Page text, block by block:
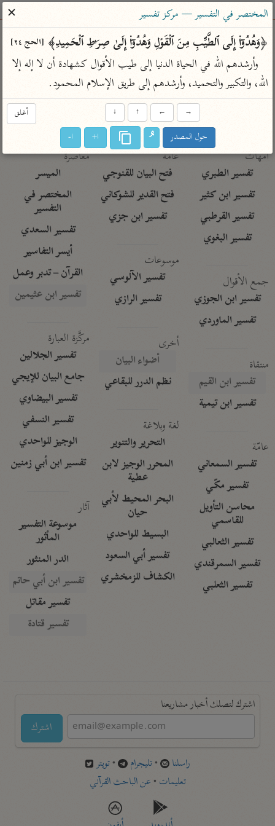
ساهم معنا في نشر القرآن والعلم الشرعي
الباحث القرآني
بحث تفسير علوم مصاحف معاجم
Type 2 or more characters for results.
Type 1 or more
characters for results.
أمّهات
تفسير الطبري
تفسير ابن كثير
تفسير القرطبي
تفسير البغوي
جمع الأقوال
تفسير ابن الجوزي
تفسير الماوردي
منتقاة
تفسير ابن القيم
تفسير ابن تيمية
عامّة
تفسير السمعاني
تفسير مكّي
محاسن التأويل
للقاسمي
تفسير الثعالبي
تفسير السمرقندي
تفسير الثعلبي
عامّة
فتح البيان للقنوجي
فتح القدير للشوكاني
تفسير ابن جزي
موسوعات
تفسير الآلوسي
تفسير الرازي
أخرى
أضواء البيان
نظم الدرر للبقاعي
لغة وبلاغة
التحرير والتنوير
المحرر الوجيز لابن
عطية
البحر المحيط لأبي
حيان
البسيط للواحدي
تفسير أبي السعود
الكشاف للزمخشري
معاصرة
الميسر
المختصر في
التفسير
تفسير السعدي
أيسر التفاسير
القرآن – تدبر وعمل
تفسير ابن عثيمين
مركَّزة العبارة
تفسير الجلالين
جامع البيان للإيجي
تفسير البيضاوي
تفسير النسفي
الوجيز للواحدي
تفسير ابن أبي زمنين
آثار
موسوعة التفسير
المأثور
الدر المنثور
تفسير ابن أبي حاتم
تفسير مقاتل
تفسير قتادة
اشترك لتصلك أخبار مشاريعنا
اشترك
راسلنا •تليجرام •تويتر
تعليمات •عن الباحث القرآني
المختصر في التفسير — مركز تفسير
✕
﴿وَهُدُوۤا۟ إِلَى ٱلطَّیِّبِ مِنَ ٱلۡقَوۡلِ وَهُدُوۤا۟ إِلَىٰ صِرَ ٰ⁠طِ ٱلۡحَمِیدِ﴾ [الحج ٢٤]
الله، والتكبير والتحميد، وأرشدهم إلى طريق الإسلام المحمود.
أغلق →
←
↑
↓
حول المصدر ا+ ا-